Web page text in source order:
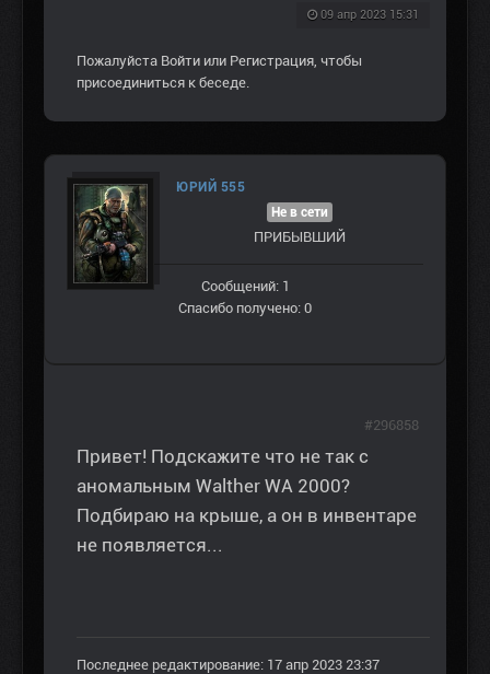
09 апр 2023 15:31
Пожалуйста Войти или Регистрация , чтобы
присоединиться к беседе.
ЮРИЙ 555
Не в сети
ПРИБЫВШИЙ
Сообщений: 1
Спасибо получено: 0
Привет! Подскажите что не так с
аномальным Walther WA 2000?
Подбираю на крыше, а он в инвентаре
не появляется...
Последнее редактирование: 17 апр 2023 23:37
#296858